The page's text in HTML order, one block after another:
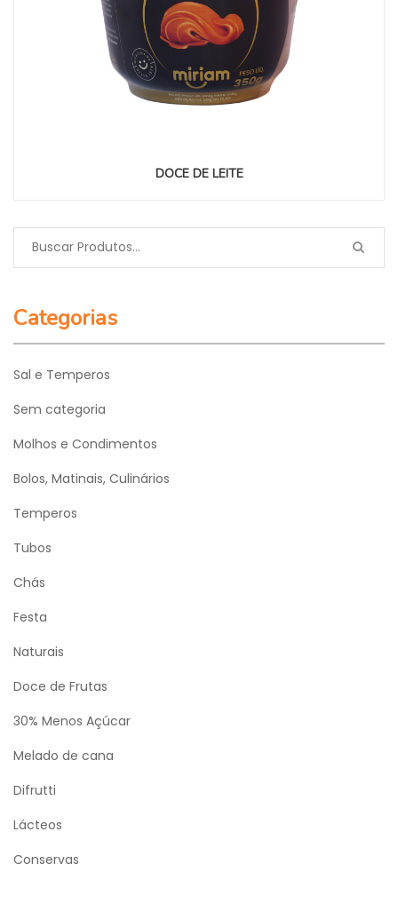
DOCE DE LEITE
Categorias
Sal e Temperos
Sem categoria
Molhos e Condimentos
Bolos, Matinais, Culinários
Temperos
Tubos
Chás
Festa
Naturais
Doce de Frutas
30% Menos Açúcar
Melado de cana
Difrutti
Lácteos
Conservas